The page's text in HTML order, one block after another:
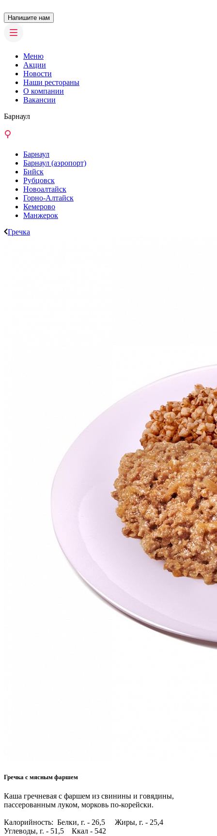
Напишите нам
Меню
Акции
Новости
Наши рестораны
О компании
Вакансии
Барнаул
Барнаул
Барнаул (аэропорт)
Бийск
Рубцовск
Новоалтайск
Горно-Алтайск
Кемерово
Манжерок
Гречка
Гречка с мясным фаршем
Каша гречневая с фаршем из свинины и говядины,
пассерованным луком, морковь по-корейски.
Калорийность: Белки, г. - 26,5 Жиры, г. - 25,4
Углеводы, г. - 51,5 Ккал - 542